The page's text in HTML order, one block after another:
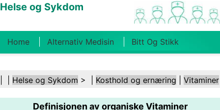
Helse og Sykdom
Home Alternativ Medisin Bitt Og Stikk
Kosthold Og Ernæring Familiehelse
Helsebransjen Psykisk Helse Folkehelse Og
Helse og Sykdom > | Kosthold og ernæring Vitaminer
Definisjonen av organiske Vitaminer